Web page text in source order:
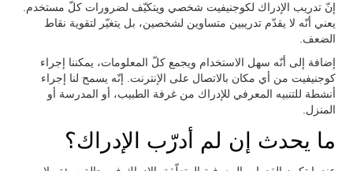
إنّ تدريب الإدراك لكوجنيفيت شخصي ويتكيّف لضرورات كلّ مستخدم.
يعني أنّه لا يقدّم تدريبين متساوين لشخصين، بل يتغيّر لتقوية نقاط
الضعف.
إضافة إلى أنّه سهل الاستخدام ويجمع كلّ المعلومات، يمكننا إجراء
كوجنيفيت من أي مكان بالاتصال على الإنترنت. إنّه يسمح لنا إجراء
أنشطة للتنبيه المعرفي للإدراك من غرفة الطبيب، أو المدرسة أو
المنزل.
ما يحدث إن لم أدرّب الإدراك؟